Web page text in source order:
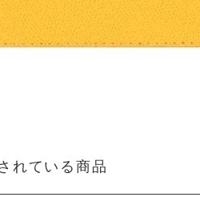
れている商品